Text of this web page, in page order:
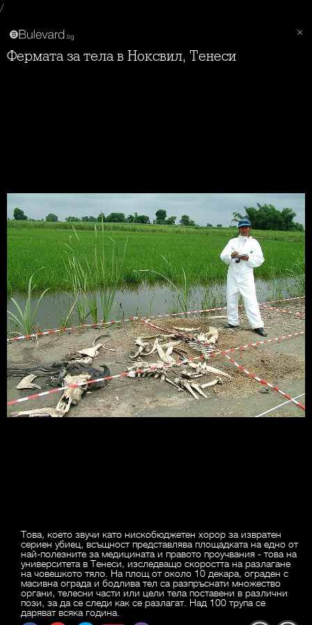
/
Фермата за тела в Ноксвил, Тенеси
Това, което звучи като нискобюджетен хорор за извратен
сериен убиец, всъщност представлява площадката на едно от
най-полезните за медицината и правото проучвания - това на
университета в Тенеси, изследващо скоростта на разлагане
на човешкото тяло. На площ от около 10 декара, ограден с
масивна ограда и бодлива тел са разпръснати множество
органи, телесни части или цели тела поставени в различни
пози, за да се следи как се разлагат. Над 100 трупа се
даряват всяка година.